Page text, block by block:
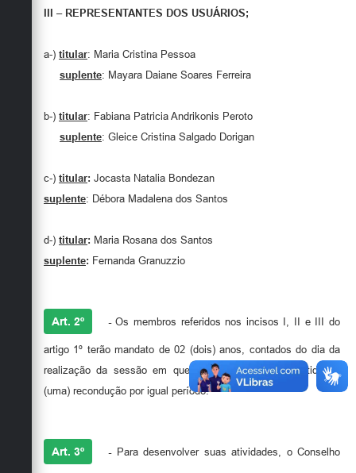
III – REPRESENTANTES DOS USUÁRIOS;
a-) titular: Maria Cristina Pessoa
suplente: Mayara Daiane Soares Ferreira
b-) titular: Fabiana Patricia Andrikonis Peroto
suplente: Gleice Cristina Salgado Dorigan
c-) titular: Jocasta Natalia Bondezan
suplente: Débora Madalena dos Santos
d-) titular: Maria Rosana dos Santos
suplente: Fernanda Granuzzio
Art. 2º -Os membros referidos nos incisos I, II e III do
artigo 1º terão mandato de 02 (dois) anos, contados do dia da
realização da sessão em que se der a posse, permitida 01
(uma) recondução por igual período.
Art. 3º - Para desenvolver suas atividades, o Conselho